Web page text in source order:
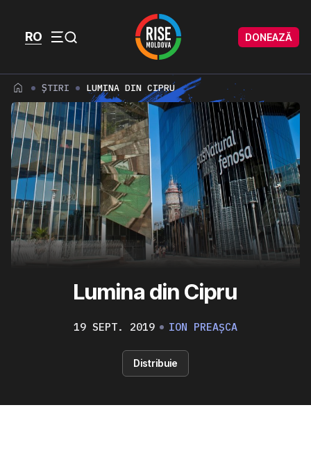
RO
DONEAZĂ
ȘTIRI LUMINA DIN CIPRU
Lumina din Cipru
19 SEPT. 2019 ION PREAȘCA
Distribuie